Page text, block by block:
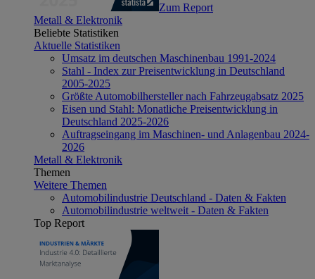
Zum Report
Metall & Elektronik
Beliebte Statistiken
Aktuelle Statistiken
Umsatz im deutschen Maschinenbau 1991-2024
Stahl - Index zur Preisentwicklung in Deutschland
2005-2025
Größte Automobilhersteller nach Fahrzeugabsatz 2025
Eisen und Stahl: Monatliche Preisentwicklung in
Deutschland 2025-2026
Auftragseingang im Maschinen- und Anlagenbau 2024-
2026
Metall & Elektronik
Themen
Weitere Themen
Automobilindustrie Deutschland - Daten & Fakten
Automobilindustrie weltweit - Daten & Fakten
Top Report